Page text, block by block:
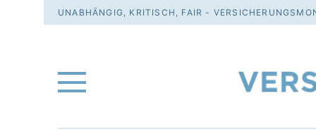
UNABHÄNGIG, KRITISCH, FAIR -